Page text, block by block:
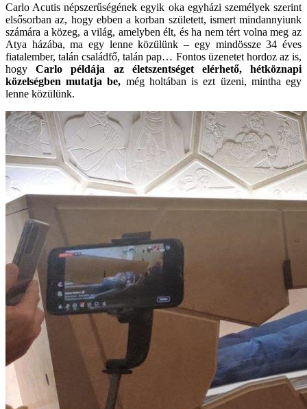
Carlo Acutis népszerűségének egyik oka egyházi személyek szerint
elsősorban az, hogy ebben a korban született, ismert mindannyiunk
számára a közeg, a világ, amelyben élt, és ha nem tért volna meg az
Atya házába, ma egy lenne közülünk – egy mindössze 34 éves
fiatalember, talán családfő, talán pap… Fontos üzenetet hordoz az is,
hogy Carlo példája az életszentséget elérhető, hétköznapi
közelségben mutatja be, még holtában is ezt üzeni, mintha egy
lenne közülünk.